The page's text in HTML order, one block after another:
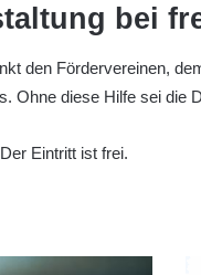
bei
den Fördervereinen,
Ohne diese Hilfe sei die
Eintritt ist frei.